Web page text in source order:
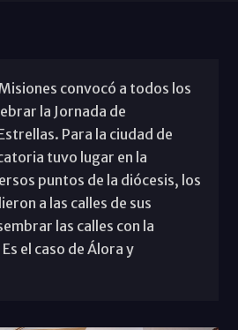
convocó a todos los
la Jornada de
Para la ciudad de
tuvo lugar en la
puntos de la diócesis, los
a las calles de sus
las calles con la
el caso de Álora y